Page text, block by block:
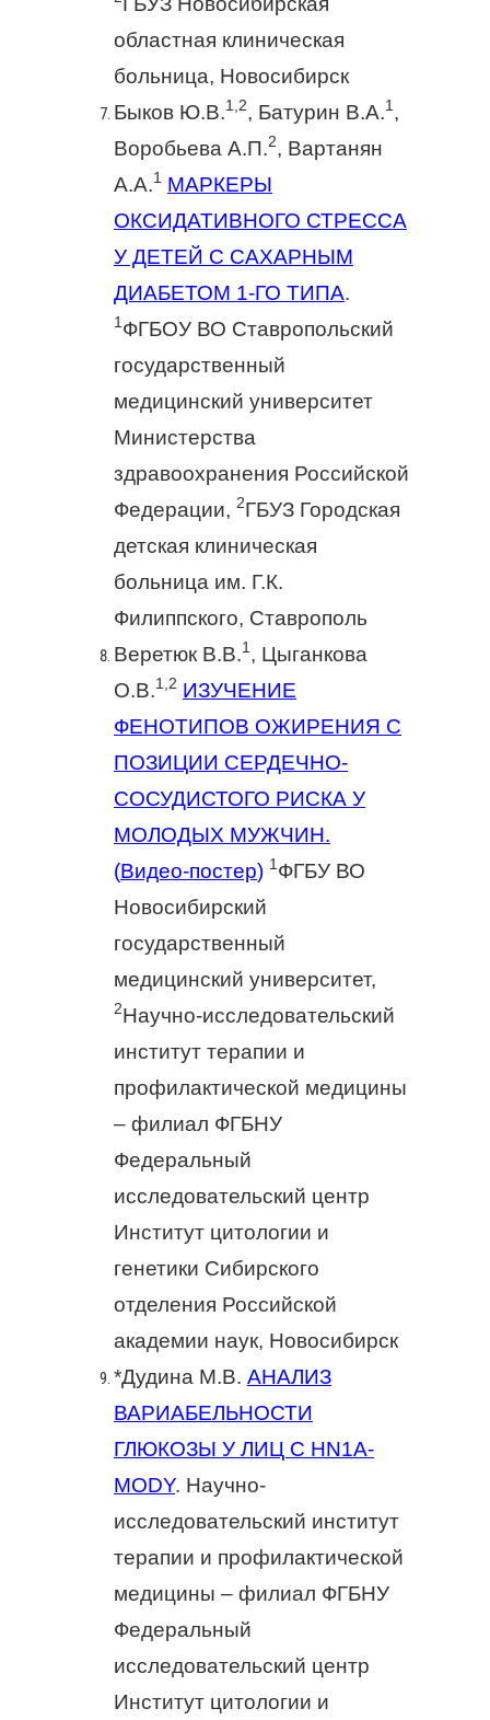
областная клиническая
больница, Новосибирск
Быков Ю.В.1,2, Батурин В.А.1,
Воробьева А.П.2, Вартанян
А.А.1 МАРКЕРЫ
ОКСИДАТИВНОГО СТРЕССА
У ДЕТЕЙ С САХАРНЫМ
ДИАБЕТОМ 1-ГО ТИПА.
1ФГБОУ ВО Ставропольский
государственный
медицинский университет
Министерства
здравоохранения Российской
Федерации, 2ГБУЗ Городская
детская клиническая
больница им. Г.К.
Филиппского, Ставрополь
Веретюк В.В.1, Цыганкова
О.В.1,2 ИЗУЧЕНИЕ
ФЕНОТИПОВ ОЖИРЕНИЯ С
ПОЗИЦИИ СЕРДЕЧНО-
СОСУДИСТОГО РИСКА У
МОЛОДЫХ МУЖЧИН.
(Видео-постер) 1ФГБУ ВО
Новосибирский
государственный
медицинский университет,
2Научно-исследовательский
институт терапии и
профилактической медицины
– филиал ФГБНУ
Федеральный
исследовательский центр
Институт цитологии и
генетики Сибирского
отделения Российской
академии наук, Новосибирск
*Дудина М.В. АНАЛИЗ
ВАРИАБЕЛЬНОСТИ
ГЛЮКОЗЫ У ЛИЦ С HN1A-
MODY. Научно-
исследовательский институт
терапии и профилактической
медицины – филиал ФГБНУ
Федеральный
исследовательский центр
Институт цитологии и